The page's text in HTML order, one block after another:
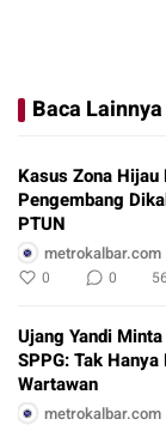
Baca Lainnya
Kasus Zona Hijau
Pengembang
PTUN
metrokalbar.com
0 0
Ujang Yandi
SPPG: Tak
Wartawan
metrokalbar.com